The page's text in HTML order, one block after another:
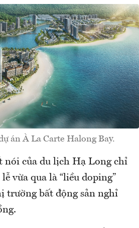
án À La Carte Halong Bay.
nói của du lịch Hạ Long chỉ
vừa qua là “liều doping”
trường bất động sản nghỉ